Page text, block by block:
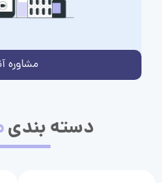
مشاوره
دسته بندی